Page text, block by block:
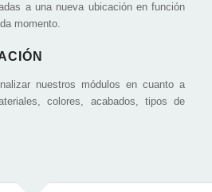
a una nueva ubicación en función
momento.
nuestros módulos en cuanto a
colores, acabados, tipos de